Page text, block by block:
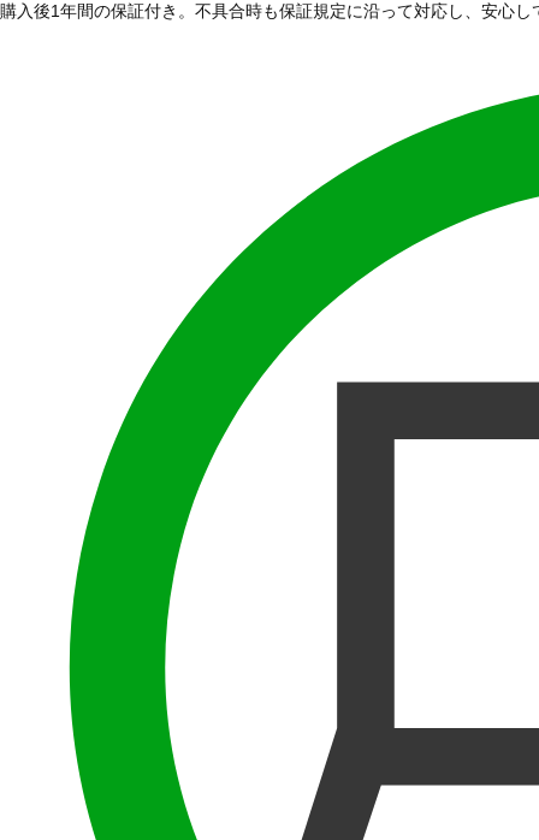
購入後1年間の保証付き。不具合時も保証規定に沿って対応し、安心